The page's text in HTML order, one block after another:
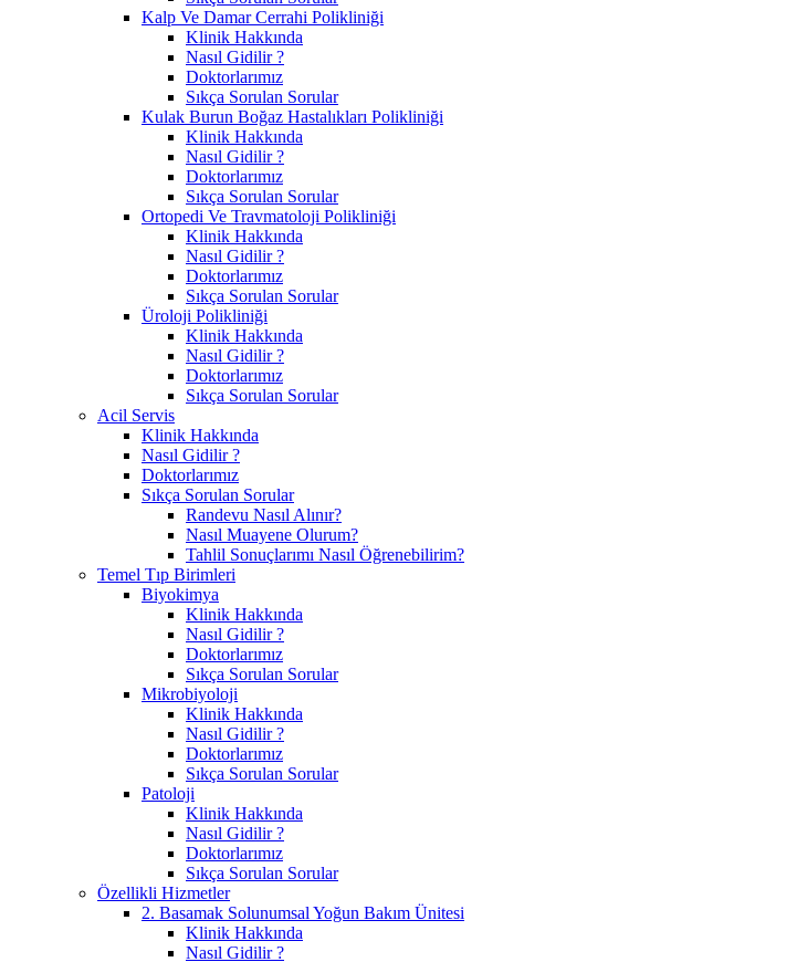
Kalp Ve Damar Cerrahi Polikliniği
Klinik Hakkında
Nasıl Gidilir ?
Doktorlarımız
Sıkça Sorulan Sorular
Kulak Burun Boğaz Hastalıkları Polikliniği
Klinik Hakkında
Nasıl Gidilir ?
Doktorlarımız
Sıkça Sorulan Sorular
Ortopedi Ve Travmatoloji Polikliniği
Klinik Hakkında
Nasıl Gidilir ?
Doktorlarımız
Sıkça Sorulan Sorular
Üroloji Polikliniği
Klinik Hakkında
Nasıl Gidilir ?
Doktorlarımız
Sıkça Sorulan Sorular
Acil Servis
Klinik Hakkında
Nasıl Gidilir ?
Doktorlarımız
Sıkça Sorulan Sorular
Randevu Nasıl Alınır?
Nasıl Muayene Olurum?
Tahlil Sonuçlarımı Nasıl Öğrenebilirim?
Temel Tıp Birimleri
Biyokimya
Klinik Hakkında
Nasıl Gidilir ?
Doktorlarımız
Sıkça Sorulan Sorular
Mikrobiyoloji
Klinik Hakkında
Nasıl Gidilir ?
Doktorlarımız
Sıkça Sorulan Sorular
Patoloji
Klinik Hakkında
Nasıl Gidilir ?
Doktorlarımız
Sıkça Sorulan Sorular
Özellikli Hizmetler
2. Basamak Solunumsal Yoğun Bakım Ünitesi
Klinik Hakkında
Nasıl Gidilir ?